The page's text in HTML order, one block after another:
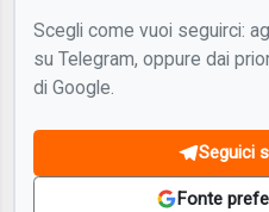
Scegli come vuoi seguirci:
su Telegram, oppure dai
di Google.
Seguici
Fonte